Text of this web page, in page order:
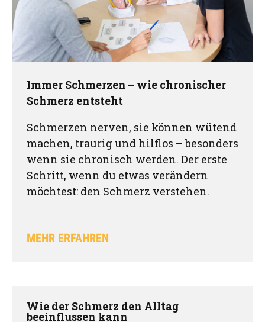
Immer Schmerzen – wie chronischer
Schmerz entsteht
Schmerzen nerven, sie können wütend
machen, traurig und hilflos – besonders
wenn sie chronisch werden. Der erste
Schritt, wenn du etwas verändern
möchtest: den Schmerz verstehen.
MEHR ERFAHREN
Wie der Schmerz den Alltag
beeinflussen kann